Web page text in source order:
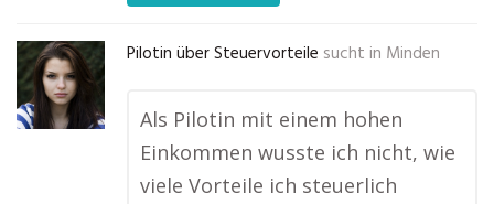
Pilotin über Steuervorteile sucht in Minden
Als Pilotin mit einem hohen
Einkommen wusste ich nicht, wie
viele Vorteile ich steuerlich